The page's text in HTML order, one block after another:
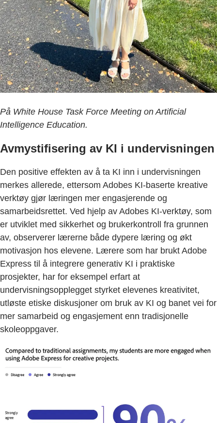
På White House Task Force Meeting on Artificial
Intelligence Education.
Avmystifisering av KI i undervisningen
Den positive effekten av å ta KI inn i undervisningen
merkes allerede, ettersom Adobes KI-baserte kreative
verktøy gjør læringen mer engasjerende og
samarbeidsrettet. Ved hjelp av Adobes KI-verktøy, som
er utviklet med sikkerhet og brukerkontroll fra grunnen
av, observerer lærerne både dypere læring og økt
motivasjon hos elevene. Lærere som har brukt Adobe
Express til å integrere generativ KI i praktiske
prosjekter, har for eksempel erfart at
undervisningsopplegget styrket elevenes kreativitet,
utløste etiske diskusjoner om bruk av KI og banet vei for
mer samarbeid og engasjement enn tradisjonelle
skoleoppgaver.